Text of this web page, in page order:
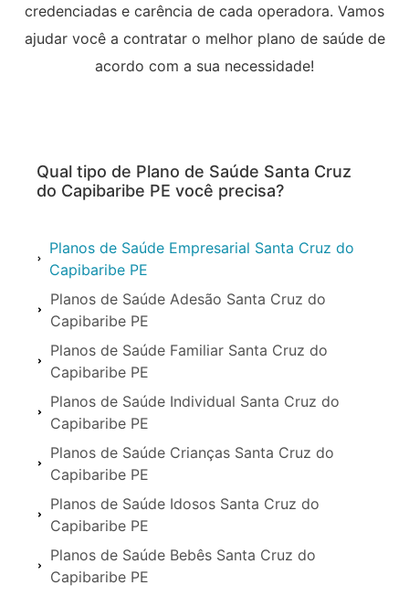
credenciadas e carência de cada operadora. Vamos
ajudar você a contratar o melhor plano de saúde de
acordo com a sua necessidade!
Qual tipo de Plano de Saúde Santa Cruz
do Capibaribe PE você precisa?
Planos de Saúde Empresarial Santa Cruz do
Capibaribe PE
Planos de Saúde Adesão Santa Cruz do
Capibaribe PE
Planos de Saúde Familiar Santa Cruz do
Capibaribe PE
Planos de Saúde Individual Santa Cruz do
Capibaribe PE
Planos de Saúde Crianças Santa Cruz do
Capibaribe PE
Planos de Saúde Idosos Santa Cruz do
Capibaribe PE
Planos de Saúde Bebês Santa Cruz do
Capibaribe PE